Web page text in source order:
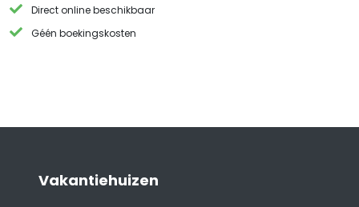
Direct online beschikbaar
Géén boekingskosten
Vakantiehuizen